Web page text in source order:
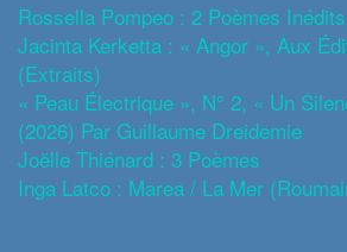
Rossella Pompeo : 2 Poèmes Inédits
Jacinta Kerketta : « Angor », Aux
(extraits)
« Peau Électrique », N° 2, « Un
(2026) Par Guillaume Dreidemie
Joëlle Thiénard : 3 Poèmes
Inga Latco : Marea / La Mer